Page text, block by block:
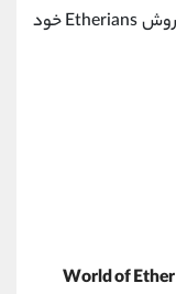
به فروش می رسانند و حتی می توانند با فروش Etherians خود